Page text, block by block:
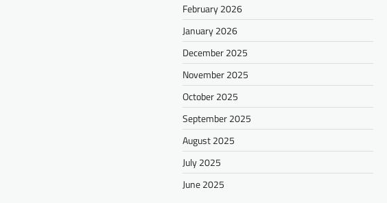
February 2026
January 2026
December 2025
November 2025
October 2025
September 2025
August 2025
July 2025
June 2025